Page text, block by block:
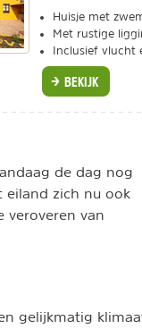
Huisje met
Met rustige
Inclusief vlucht
BEKIJK
de dag nog
eiland zich nu ook
veroveren van
gelijkmatig